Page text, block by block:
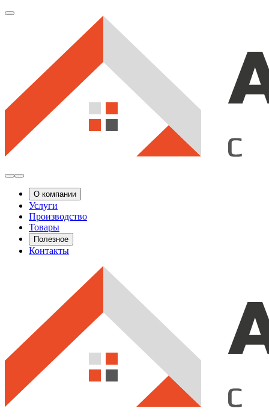
О компании
Услуги
Производство
Товары
Полезное
Контакты